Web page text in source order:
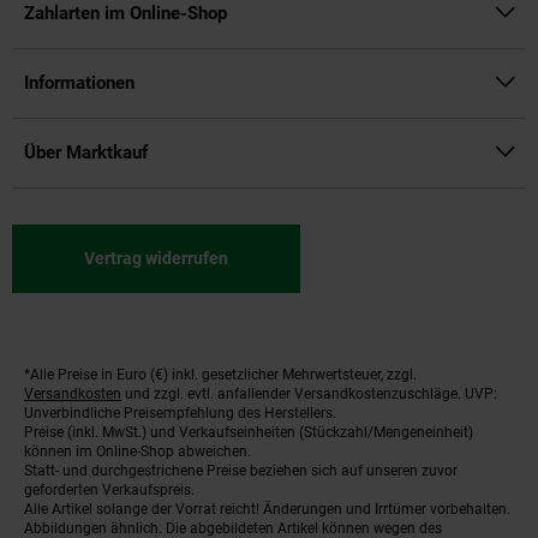
Zahlarten im Online-Shop
Informationen
Über Marktkauf
Vertrag widerrufen
Fußnoten
*Alle Preise in Euro (€) inkl. gesetzlicher Mehrwertsteuer, zzgl.
Versandkosten und zzgl. evtl. anfallender Versandkostenzuschläge. UVP:
Unverbindliche Preisempfehlung des Herstellers.
Preise (inkl. MwSt.) und Verkaufseinheiten (Stückzahl/Mengeneinheit)
können im Online-Shop abweichen.
Statt- und durchgestrichene Preise beziehen sich auf unseren zuvor
geforderten Verkaufspreis.
Alle Artikel solange der Vorrat reicht! Änderungen und Irrtümer vorbehalten.
Abbildungen ähnlich. Die abgebildeten Artikel können wegen des